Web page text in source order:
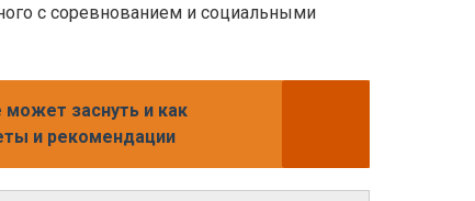
с соревнованием и социальными
заснуть и как
и рекомендации